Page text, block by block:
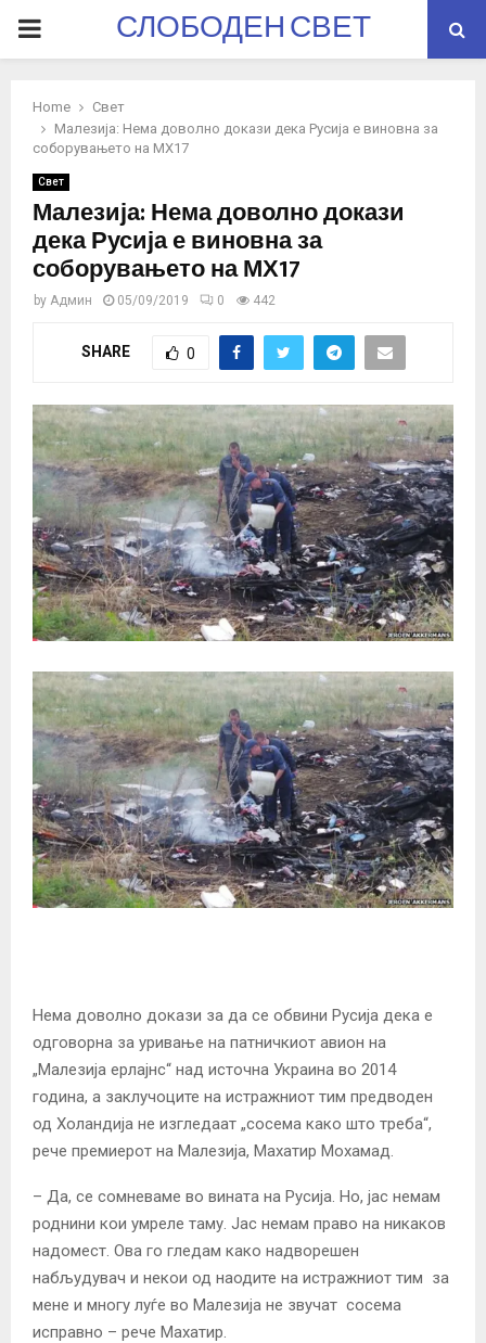
PRIMARYСЛОБОДЕН СВЕТ
Home
Свет
Малезија: Нема доволно докази дека Русија е виновна за
соборувањето на МХ17
Свет
Малезија: Нема доволно докази
дека Русија е виновна за
соборувањето на МХ17
by Админ 05/09/2019 0 442
SHARE 0
Нема доволно докази за да се обвини Русија дека е
одговорна за уривање на патничкиот авион на
„Малезија ерлајнс“ над источна Украина во 2014
година, а заклучоците на истражниот тим предводен
од Холандија не изгледаат „сосема како што треба“,
рече премиерот на Малезија, Махатир Мохамад.
– Да, се сомневаме во вината на Русија. Но, јас немам
роднини кои умреле таму. Јас немам право на никаков
надомест. Ова го гледам како надворешен
набљудувач и некои од наодите на истражниот тим за
мене и многу луѓе во Малезија не звучат сосема
исправно – рече Махатир.